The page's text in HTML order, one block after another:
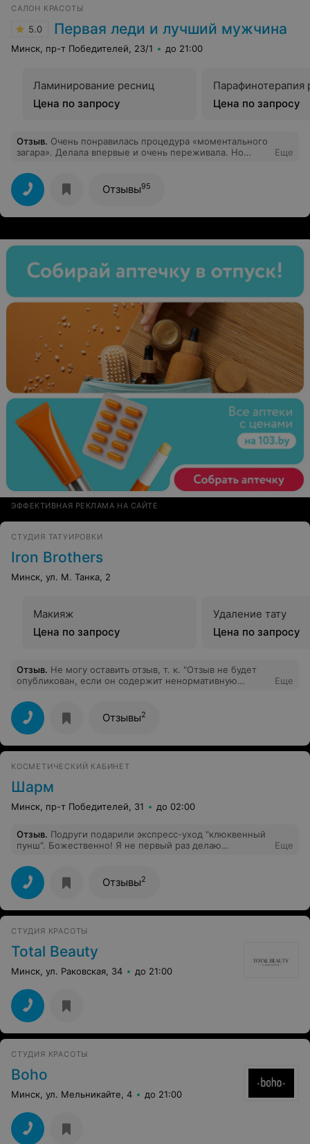
ногтей. Так и ещё придётся восстанавливать
пластину!!! Не рекомендую.
САЛОН КРАСОТЫ
5.0 Первая леди и лучший мужчина
Минск, пр-т Победителей, 23/1 до 21:00
Ламинирование ресниц
Цена по запросу
Парафинотерапия
Цена по запросу
Отзыв. Очень понравилась процедура «моментального
загара». Делала впервые и очень переживала. Но
Ничего неприятного в этой процедуре нет, а если на
улице жарко, так ещё и приятно) сегодня уже второй
день и мне очень нравится, все на работе спрашивают
где отдыхала!) В общем, все очень супер, скоро перед
свадьбой ещё раз сделаю! Рекомендую!
Еще
Отзывы95
ЭФФЕКТИВНАЯ РЕКЛАМА НА САЙТЕ
СТУДИЯ ТАТУИРОВКИ
Iron Brothers
Минск, ул. М. Танка, 2
Макияж
Цена по запросу
Удаление тату
Цена по запросу
Отзыв. Не могу оставить отзыв, т. к. "Отзыв не будет
опубликован, если он содержит ненормативную
вышесказанное про этот салон:)
Еще
Отзывы2
КОСМЕТИЧЕСКИЙ КАБИНЕТ
Шарм
Минск, пр-т Победителей, 31 до 02:00
Отзыв. Подруги подарили экспресс-уход "клюквенный
пунш". Божественно! Я не первый раз делаю
даже через 3 дня шелковистая!( несмотря на частый
душ в такую жару). Косметолог Наталья настоящий
профессионал. Умеет создавать атмосферу и
процедуры делает качественно!Ручки золотые!
Спасибо! Буду всем рекомендовать Вас! Спасибо
Еще
Отзывы2
СТУДИЯ КРАСОТЫ
Total Beauty
Минск, ул. Раковская, 34 до 21:00
СТУДИЯ КРАСОТЫ
Boho
Минск, ул. Мельникайте, 4 до 21:00